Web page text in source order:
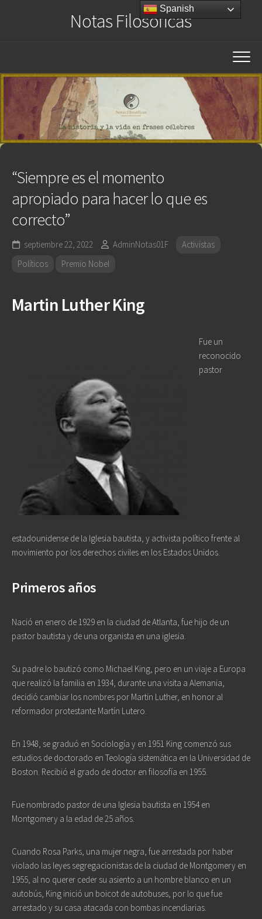
Notas Filosóficas
“Siempre es el momento
apropiado para hacer lo que es
correcto”
septiembre 22, 2022 AdminNotas01F
Activistas
Políticos
Premio Nobel
Martin Luther King
Fue un
reconocido
pastor
estadounidense de la Iglesia bautista, y activista político frente al
movimiento por los derechos civiles en los Estados Unidos.
Primeros años
Nació en enero de 1929 en la ciudad de Atlanta, fue hijo de un
pastor bautista y de una organista en una iglesia.
Su padre lo bautizó como Michael King, pero en un viaje a Europa
que realizó la familia en 1934, durante una visita a Alemania,
decidió cambiar los nombres por Martin Luther, en honor al
reformador protestante Martín Lutero.
En 1948, se graduó en Sociología y en 1951 King comenzó sus
estudios de doctorado en Teología sistemática en la Universidad de
Boston. Recibió el grado de doctor en filosofía en 1955.
Fue nombrado pastor de una Iglesia bautista en 1954 en
Montgomery a la edad de 25 años.
Cuando Rosa Parks, una mujer negra, fue arrestada por haber
violado las leyes segregacionistas de la ciudad de Montgomery en
1955, al no querer ceder su asiento a un hombre blanco en un
autobús, King inició un boicot de autobuses, por lo que fue
arrestado y su casa atacada con bombas incendiarias.
Spanish